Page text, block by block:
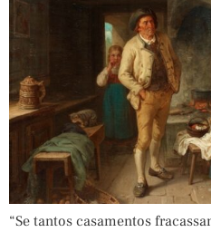
“Se tantos casamentos